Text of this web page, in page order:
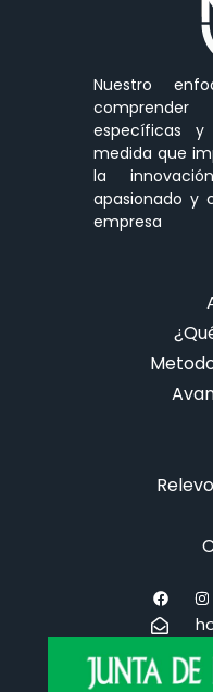
Nuestro
específicas
medida que
la
apasionado y
empresa